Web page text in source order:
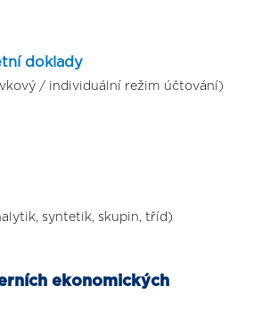
doklady
/ individuální režim účtování)
syntetik, skupin, tříd)
ekonomických